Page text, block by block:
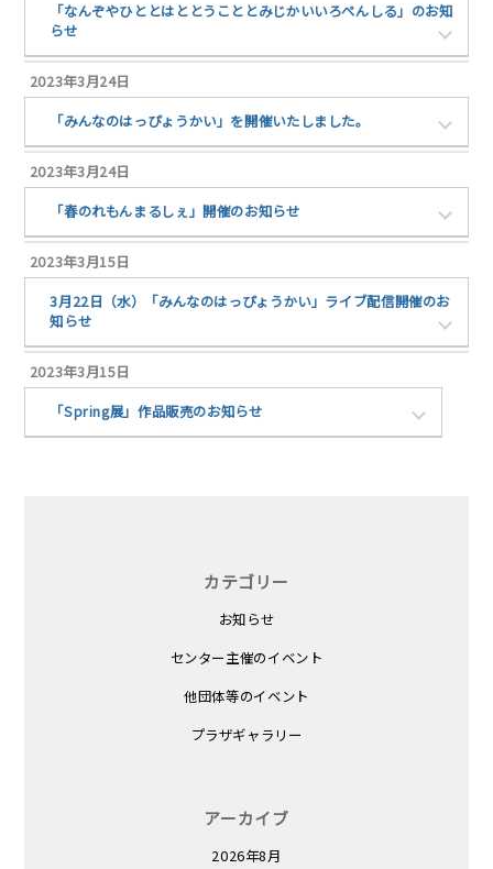
「なんぞやひととはととうこととみじかいいろぺんしる」のお知
らせ
2023年3月24日
「みんなのはっぴょうかい」を開催いたしました。
2023年3月24日
「春のれもんまるしぇ」開催のお知らせ
2023年3月15日
3月22日（水）「みんなのはっぴょうかい」ライブ配信開催のお
知らせ
2023年3月15日
「Spring展」作品販売のお知らせ
カテゴリー
お知らせ
センター主催のイベント
他団体等のイベント
プラザギャラリー
アーカイブ
2026年8月